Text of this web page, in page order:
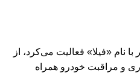
کار 119 که پیش‌تر با نام «فیلا» فعالیت می‌کرد، از
و مراقبت خودرو همراه